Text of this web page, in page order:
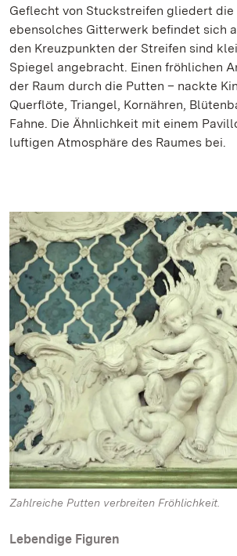
Geflecht von Stuckstreifen gliedert die
ebensolches Gitterwerk befindet sich
den Kreuzpunkten der Streifen sind
Spiegel angebracht. Einen fröhlichen
der Raum durch die Putten – nackte
Querflöte, Triangel, Kornähren,
Fahne. Die Ähnlichkeit mit einem
luftigen Atmosphäre des Raumes bei.
Zahlreiche Putten verbreiten Fröhlichkeit.
Lebendige Figuren